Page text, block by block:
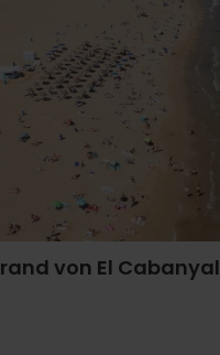
von El Cabanyal